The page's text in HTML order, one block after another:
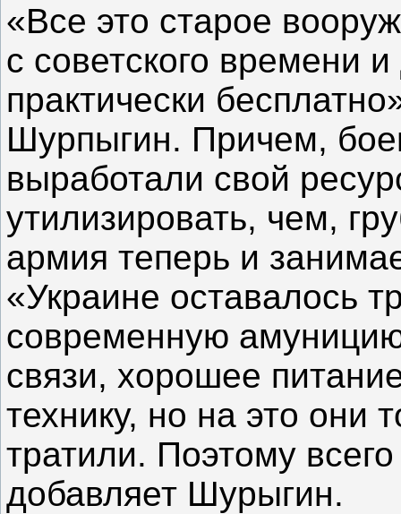
«Все это старое
с советского времени
практически
Шурпыгин. Причем,
выработали свой
утилизировать, чем,
армия теперь и
«Украине оставалось
современную
связи, хорошее
технику, но на это они
тратили. Поэтому
добавляет Шурыгин.